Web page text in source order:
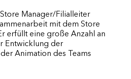
Manager/Filialleiter
mit dem Store
erfüllt eine große Anzahl an
Entwicklung der
Animation des Teams